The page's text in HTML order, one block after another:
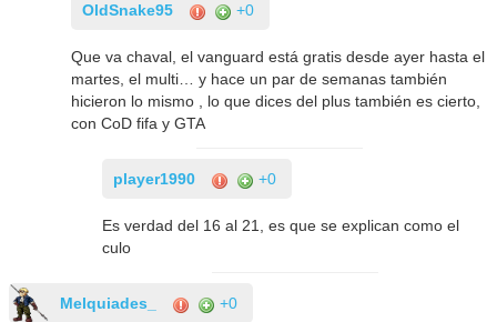
OldSnake95 +0
Que va chaval, el vanguard está gratis desde ayer hasta el
martes, el multi… y hace un par de semanas también
hicieron lo mismo , lo que dices del plus también es cierto,
con CoD fifa y GTA
player1990 +0
Es verdad del 16 al 21, es que se explican como el
culo
Melquiades_ +0